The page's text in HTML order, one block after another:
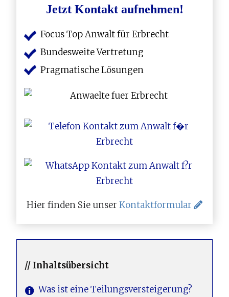
Jetzt Kontakt aufnehmen!
Focus Top Anwalt für Erbrecht
Bundesweite Vertretung
Pragmatische Lösungen
Hier finden Sie unser Kontaktformular
// Inhaltsübersicht
Was ist eine Teilungsversteigerung?